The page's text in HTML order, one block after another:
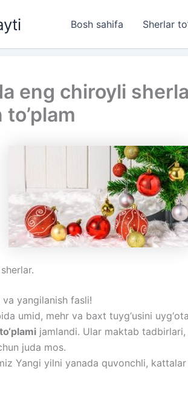
Bosh sahifa Sherlar
eng chiroyli
yangilanish fasli!
umid, mehr va baxt tuyg‘usini
jamlandi. Ular maktab
juda mos.
Yangi yilni yanada quvonchli,